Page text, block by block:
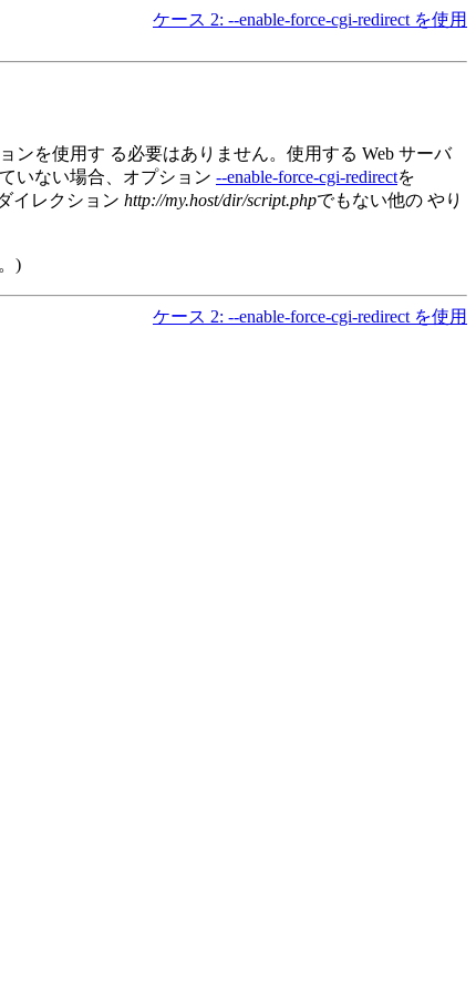
ケース 2: --enable-force-cgi-redirect を使用
ンを使用す る必要はありません。使用する Web サーバ
いない場合、オプション --enable-force-cgi-redirectを
イレクション http://my.host/dir/script.phpでもない他の やり
)
ケース 2: --enable-force-cgi-redirect を使用